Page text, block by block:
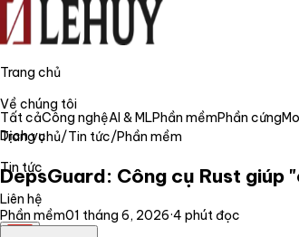
Trang chủ
Về chúng tôi
Dịch vụ
Tin tức
Liên hệ
Tất cảCông nghệAI & MLPhần mềmPhần cứng
Trang chủ/Tin tức/Phần mềm
DepsGuard: Công cụ Rust
Phần mềm01 tháng 6, 2026·4 phút đọc